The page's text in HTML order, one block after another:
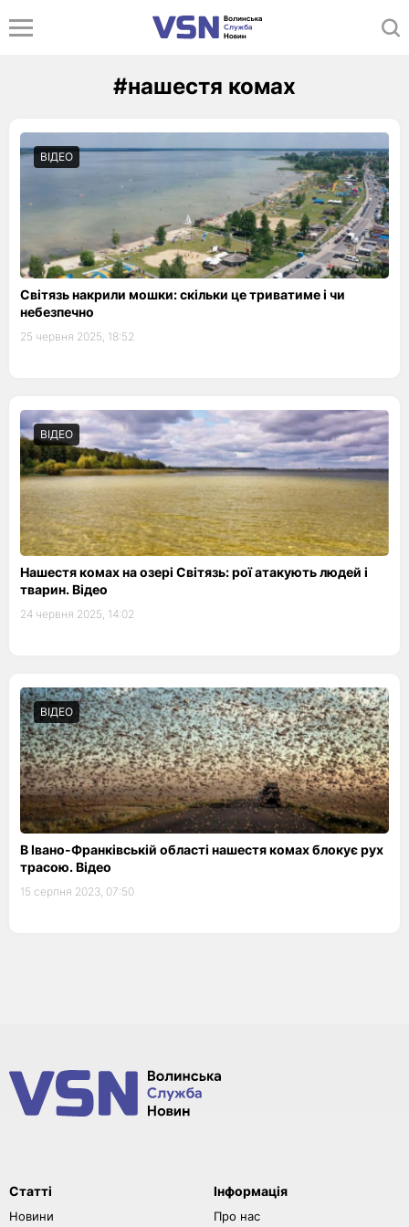
#нашестя комах
ВІДЕО
Світязь накрили мошки: скільки це триватиме і чи
небезпечно
25 червня 2025, 18:52
ВІДЕО
Нашестя комах на озері Світязь: рої атакують людей і
тварин. Відео
24 червня 2025, 14:02
ВІДЕО
В Івано-Франківській області нашестя комах блокує рух
трасою. Відео
15 серпня 2023, 07:50
Статті
Новини
Інформація
Про нас